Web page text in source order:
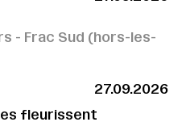
- Frac Sud (hors-les-
27.09.2026
fleurissent